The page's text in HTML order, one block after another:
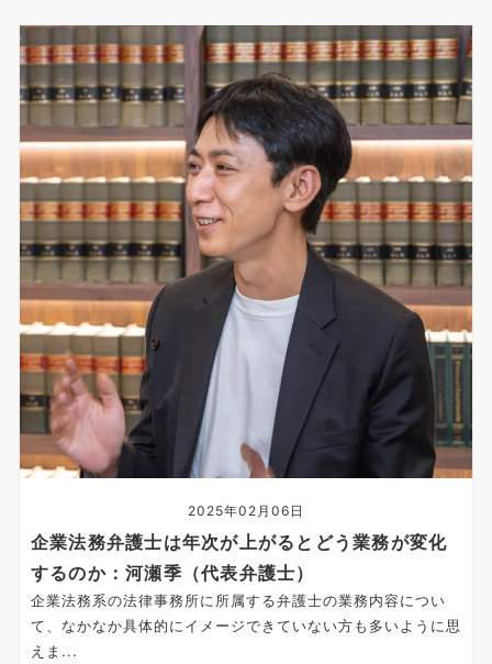
2025年02月06日
企業法務弁護士は年次が上がるとどう業務が変化
するのか：河瀬季（代表弁護士）
企業法務系の法律事務所に所属する弁護士の業務内容につい
て、なかなか具体的にイメージできていない方も多いように思
えま...